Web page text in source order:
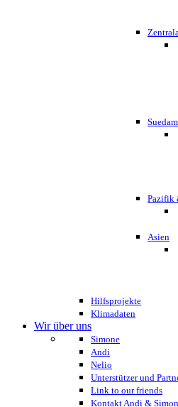
Pazifik
Asien
Hilfsprojekte
Klimadaten
Wir über uns
Simone
Andi
Nelio
Unterstützer und
Link to our friends
Kontakt Andi &